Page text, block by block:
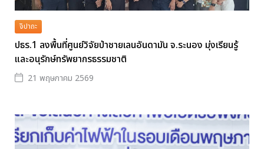
จิปาถะ
ปธร.1 ลงพื้นที่ศูนย์วิจัยป่าชายเลนอันดามัน จ.ระนอง มุ่งเรียนรู้
และอนุรักษ์ทรัพยากรธรรมชาติ
21 พฤษภาคม 2569